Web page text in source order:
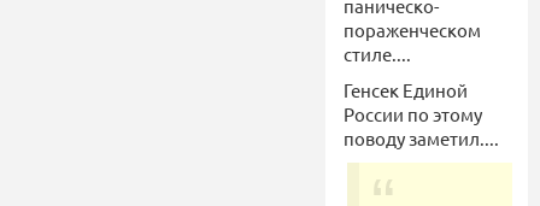
паническо-
пораженческом
стиле....
Генсек Единой
России по этому
поводу заметил....